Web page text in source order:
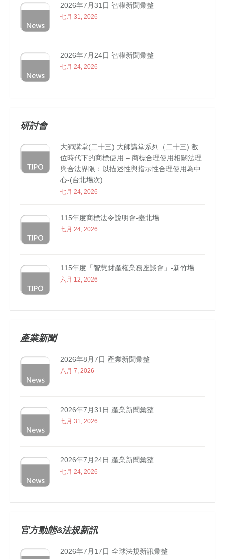
2026年7月31日 智權新聞彙整
七月 31, 2026
2026年7月24日 智權新聞彙整
七月 24, 2026
研討會
大師講堂(二十三) 大師講堂系列（二十三) 數
位時代下的商標使用 – 商標合理使用相關法理
與合法界限：以描述性與指示性合理使用為中
心-(台北場次)
七月 24, 2026
115年度商標法令說明會-臺北場
七月 24, 2026
115年度「智慧財產權業務座談會」-新竹場
六月 12, 2026
產業新聞
2026年8月7日 產業新聞彙整
八月 7, 2026
2026年7月31日 產業新聞彙整
七月 31, 2026
2026年7月24日 產業新聞彙整
七月 24, 2026
官方動態&法規新訊
2026年7月17日 全球法規新訊彙整